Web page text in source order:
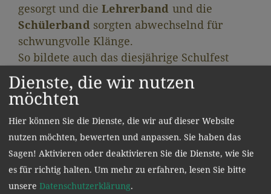
gesorgt und die Lehrerband und die
Schülerbandsorgten abwechselnd für
schwungvolle Klänge.
So bildete auch das diesjährige Schulfest
einen
würdigen Abschluss für das
heurige Schuljahr. Ein abschließender
Dank ergeht an alle Gäste, Sponsoren
und Helfer, die zum Gelingen der
Veranstaltung beigetragen haben.
Dienste, die wir nutzen
möchten
Hier können Sie die Dienste, die wir auf dieser Website
nutzen möchten, bewerten und anpassen. Sie haben das
Sagen! Aktivieren oder deaktivieren Sie die Dienste, wie Sie
es für richtig halten. Um mehr zu erfahren, lesen Sie bitte
unsere Datenschutzerklärung.